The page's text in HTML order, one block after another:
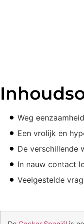
Weg
Een vrolijk en
De verschillende
In nauw contact
Veelgestelde